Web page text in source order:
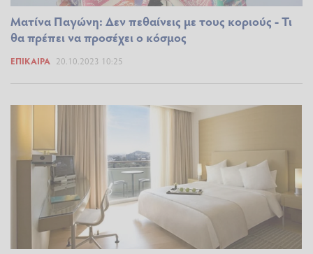
Ματίνα Παγώνη: Δεν πεθαίνεις με τους κοριούς - Τι
θα πρέπει να προσέχει ο κόσμος
ΕΠΊΚΑΙΡΑ 20.10.2023 10:25